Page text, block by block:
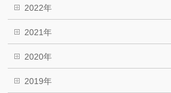
2022年
2021年
2020年
2019年